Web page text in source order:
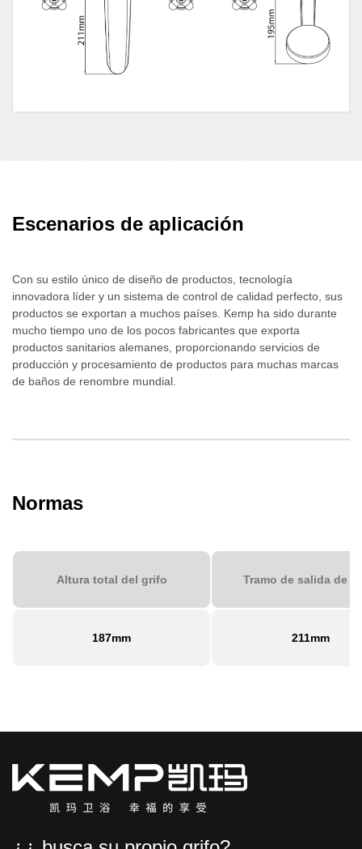
Escenarios de aplicación
Con su estilo único de diseño de productos, tecnología
innovadora líder y un sistema de control de calidad perfecto, sus
productos se exportan a muchos países. Kemp ha sido durante
mucho tiempo uno de los pocos fabricantes que exporta
productos sanitarios alemanes, proporcionando servicios de
producción y procesamiento de productos para muchas marcas
de baños de renombre mundial.
Normas
Altura total del grifo Tramo de salida de
187mm 211mm